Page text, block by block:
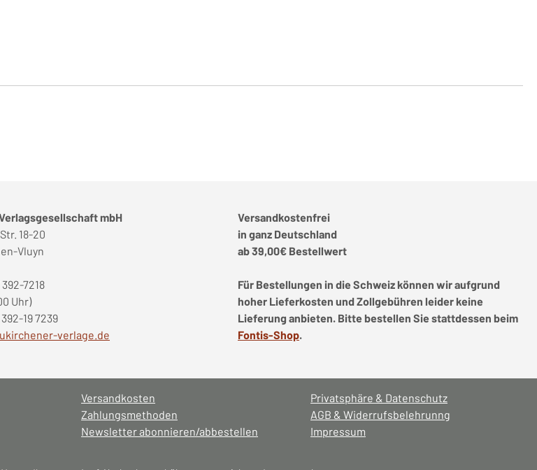
mbH
18-20
Vluyn
7218
Uhr)
19 7239
verlage.de
Versandkostenfrei
in ganz Deutschland
ab 39,00€ Bestellwert
Für Bestellungen in die Schweiz können wir aufgrund
hoher Lieferkosten und Zollgebühren leider keine
Lieferung anbieten. Bitte bestellen Sie stattdessen beim
Fontis-Shop.
Versandkosten
Zahlungsmethoden
Newsletter abonnieren/abbestellen
Privatsphäre & Datenschutz
AGB & Widerrufsbelehrunng
Impressum